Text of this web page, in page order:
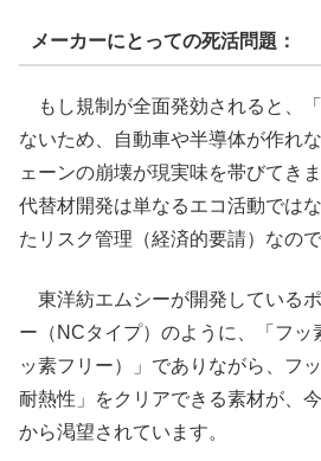
メーカーにとっての死活問題：
もし規制が全面発効されると、
ないため、自動車や半導体が作れ
ェーンの崩壊が現実味を帯びてき
代替材開発は単なるエコ活動では
たリスク管理（経済的要請）なので
東洋紡エムシーが開発している
ー（NCタイプ）のように、「フッ
ッ素フリー）」でありながら、フ
耐熱性」をクリアできる素材が、
から渇望されています。